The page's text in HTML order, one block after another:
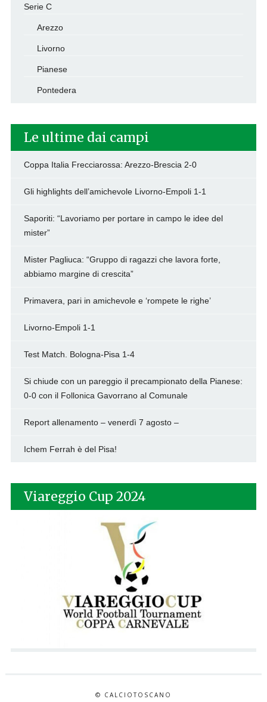
Serie C
Arezzo
Livorno
Pianese
Pontedera
Le ultime dai campi
Coppa Italia Frecciarossa: Arezzo-Brescia 2-0
Gli highlights dell’amichevole Livorno-Empoli 1-1
Saporiti: “Lavoriamo per portare in campo le idee del
mister”
Mister Pagliuca: “Gruppo di ragazzi che lavora forte,
abbiamo margine di crescita”
Primavera, pari in amichevole e ‘rompete le righe’
Livorno-Empoli 1-1
Test Match. Bologna-Pisa 1-4
Si chiude con un pareggio il precampionato della Pianese:
0-0 con il Follonica Gavorrano al Comunale
Report allenamento – venerdì 7 agosto –
Ichem Ferrah è del Pisa!
Viareggio Cup 2024
© CALCIOTOSCANO